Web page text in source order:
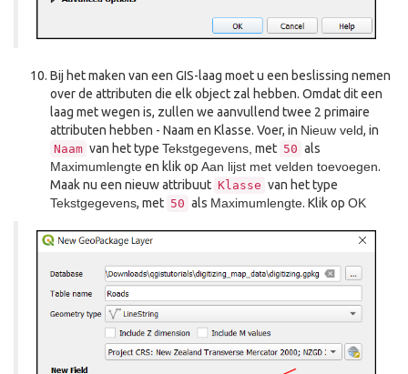
Bij het maken van een GIS-laag moet u een beslissing nemen
over de attributen die elk object zal hebben. Omdat dit een
laag met wegen is, zullen we aanvullend twee 2 primaire
attributen hebben - Naam en Klasse. Voer, in Nieuw veld, in
Naam van het type Tekstgegevens, met 50 als
Maximumlengteen klik op Aan lijst met velden toevoegen.
Maak nu een nieuw attribuut Klasse van het type
Tekstgegevens, met 50 als Maximumlengte. Klik op OK